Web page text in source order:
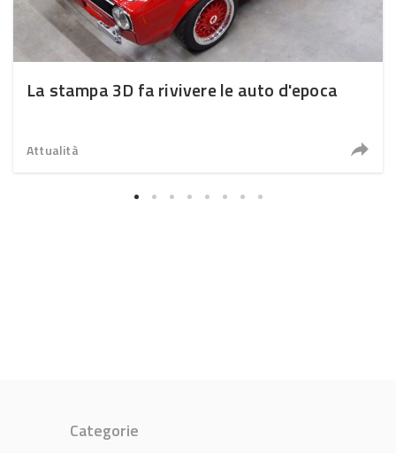
La stampa 3D fa rivivere le auto d'epoca
Attualità
Categorie